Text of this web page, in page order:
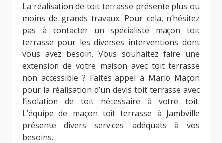
La réalisation de toit terrasse présente plus ou
moins de grands travaux. Pour cela, n’hésitez
pas à contacter un spécialiste maçon toit
terrasse pour les diverses interventions dont
vous avez besoin. Vous souhaitez faire une
extension de votre maison avec toit terrasse
non accessible ? Faites appel à Mario Maçon
pour la réalisation d’un devis toit terrasse avec
l’isolation de toit nécessaire à votre toit.
L’équipe de maçon toit terrasse à Jambville
présente divers services adéquats à vos
besoins.